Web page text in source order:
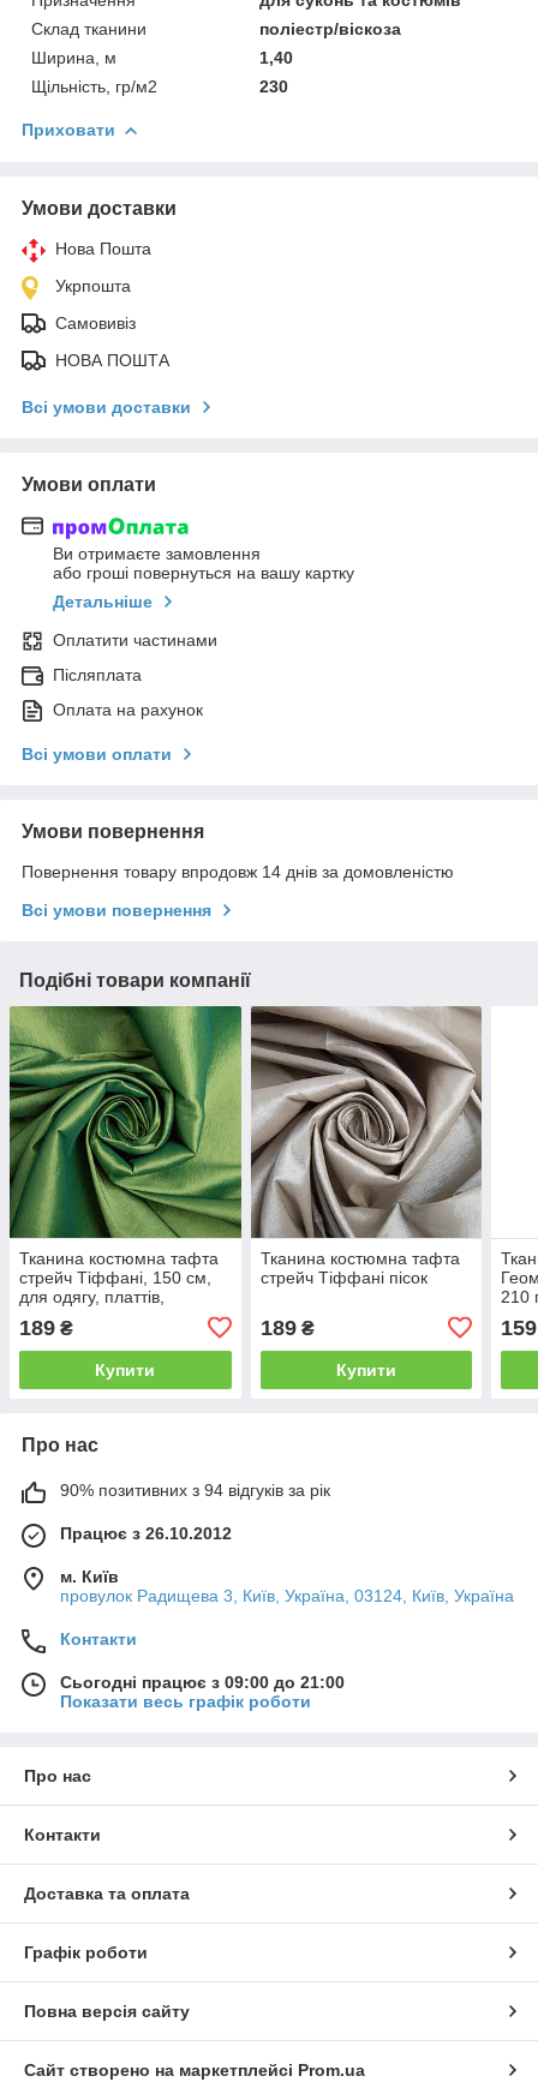
Склад тканини
поліестр/віскоза
Ширина, м
1,40
Щільність, гр/м2
230
Приховати
Умови доставки
Нова Пошта
Укрпошта
Самовивіз
НОВА ПОШТА
Всі умови доставки
Умови оплати
Ви отримаєте замовлення
або гроші повернуться на вашу картку
Детальніше
Оплатити частинами
Післяплата
Оплата на рахунок
Всі умови оплати
Умови повернення
Повернення товару впродовж 14 днів за домовленістю
Всі умови повернення
Подібні товари компанії
Тканина костюмна тафта
стрейч Тіффані, 150 см,
для одягу, платтів,
костюмів, спідниць олива
189 ₴
Купити
Тканина костюмна тафта
стрейч Тіффані пісок
189₴
Купити
210
159
Про нас
90% позитивних з 94 відгуків за рік
Працює з 26.10.2012
м. Київ
провулок Радищева 3, Київ, Україна, 03124, Київ, Україна
Контакти
Сьогодні працює з 09:00 до 21:00
Показати весь графік роботи
Про нас
Контакти
Доставка та оплата
Графік роботи
Повна версія сайту
Сайт створено на маркетплейсі Prom.ua